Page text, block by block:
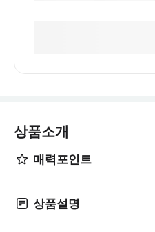
상품소개
매력포인트
상품설명